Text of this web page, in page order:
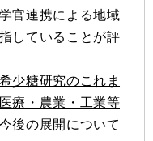
官連携による地域
していることが評
少糖研究のこれま
療・農業・工業等
後の展開について